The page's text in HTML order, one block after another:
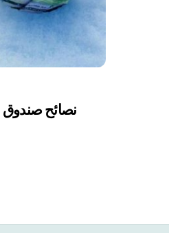
نصائح صندوق